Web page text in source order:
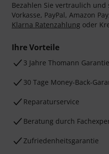
Bezahlen Sie vertraulich
Vorkasse, PayPal, Amazon
Klarna Ratenzahlung oder
Ihre Vorteile
3 Jahre Thomann Garantie
30 Tage Money-Back-
Reparaturservice
Beratung durch
Zufriedenheitsgarantie